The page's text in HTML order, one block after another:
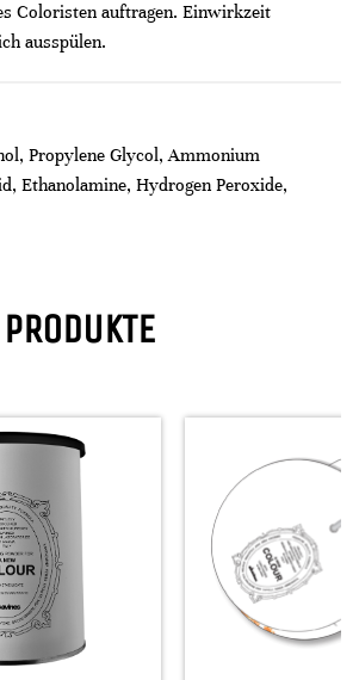
Coloristen auftragen. Einwirkzeit
ausspülen.
Propylene Glycol, Ammonium
Ethanolamine, Hydrogen Peroxide,